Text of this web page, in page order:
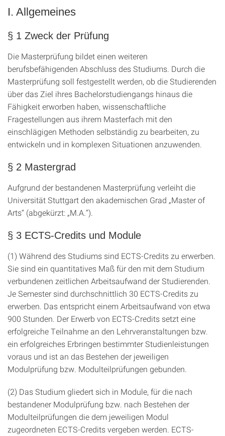
I. Allgemeines
§ 1 Zweck der Prüfung
Die Masterprüfung bildet einen weiteren
berufsbefähigenden Abschluss des Studiums. Durch die
Masterprüfung soll festgestellt werden, ob die Studierenden
über das Ziel ihres Bachelorstudiengangs hinaus die
Fähigkeit erworben haben, wissenschaftliche
Fragestellungen aus ihrem Masterfach mit den
einschlägigen Methoden selbständig zu bearbeiten, zu
entwickeln und in komplexen Situationen anzuwenden.
§ 2 Mastergrad
Aufgrund der bestandenen Masterprüfung verleiht die
Universität Stuttgart den akademischen Grad „Master of
Arts“ (abgekürzt: „M.A.“).
§ 3 ECTS-Credits und Module
(1) Während des Studiums sind ECTS-Credits zu erwerben.
Sie sind ein quantitatives Maß für den mit dem Studium
verbundenen zeitlichen Arbeitsaufwand der Studierenden.
Je Semester sind durchschnittlich 30 ECTS-Credits zu
erwerben. Das entspricht einem Arbeitsaufwand von etwa
900 Stunden. Der Erwerb von ECTS-Credits setzt eine
erfolgreiche Teilnahme an den Lehrveranstaltungen bzw.
ein erfolgreiches Erbringen bestimmter Studienleistungen
voraus und ist an das Bestehen der jeweiligen
Modulprüfung bzw. Modulteilprüfungen gebunden.
(2) Das Studium gliedert sich in Module, für die nach
bestandener Modulprüfung bzw. nach Bestehen der
Modulteilprüfungen die dem jeweiligen Modul
zugeordneten ECTS-Credits vergeben werden. ECTS-